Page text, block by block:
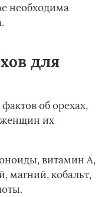
необходима
для
об орехах,
женщин их
витамин А,
магний, кобальт,